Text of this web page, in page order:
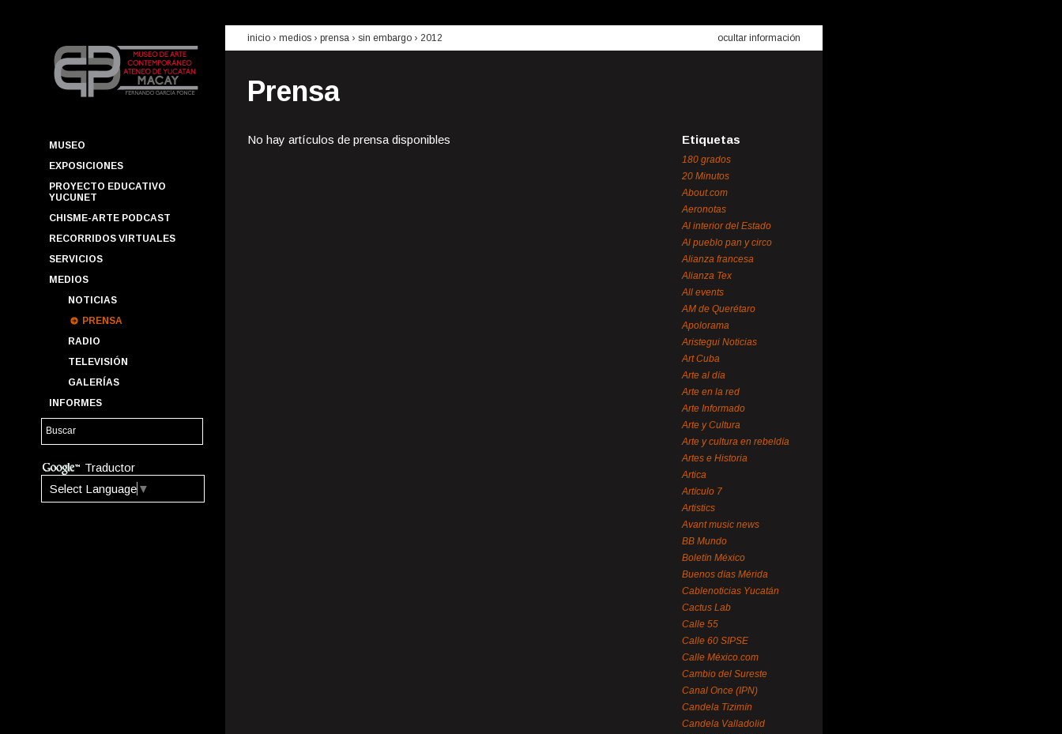
MUSEO
EXPOSICIONES
PROYECTO EDUCATIVO
YUCUNET
CHISME-ARTE PODCAST
RECORRIDOS VIRTUALES
SERVICIOS
MEDIOS
NOTICIAS
PRENSA
RADIO
TELEVISIÓN
GALERÍAS
INFORMES
Traductor
Select Language ▼
inicio › medios › prensa › sin embargo › 2012 ocultar información
Prensa
No hay artículos de prensa disponibles Etiquetas
180 grados
20 Minutos
About.com
Aeronotas
Al interior del Estado
Al pueblo pan y circo
Alianza francesa
Alianza Tex
All events
AM de Querétaro
Apolorama
Aristegui Noticias
Art Cuba
Arte al día
Arte en la red
Arte Informado
Arte y Cultura
Arte y cultura en rebeldía
Artes e Historia
Artica
Artículo 7
Artistics
Avant music news
BB Mundo
Boletín México
Buenos días Mérida
Cablenoticias Yucatán
Cactus Lab
Calle 55
Calle 60 SIPSE
Calle México.com
Cambio del Sureste
Canal Once (IPN)
Candela Tizimín
Candela Valladolid